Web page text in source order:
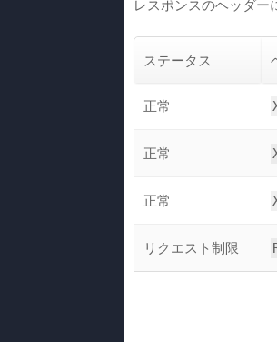
レスポンスのヘッダー
ステータス
正常
正常
正常
リクエスト制限